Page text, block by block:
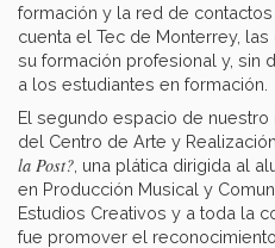
formación y la red de
cuenta el Tec de Monterrey,
su formación profesional y, sin
a los estudiantes en formación.
El segundo espacio de
del Centro de Arte y
la Post? , una plática dirigida al
en Producción Musical y
Estudios Creativos y a toda la
fue promover el